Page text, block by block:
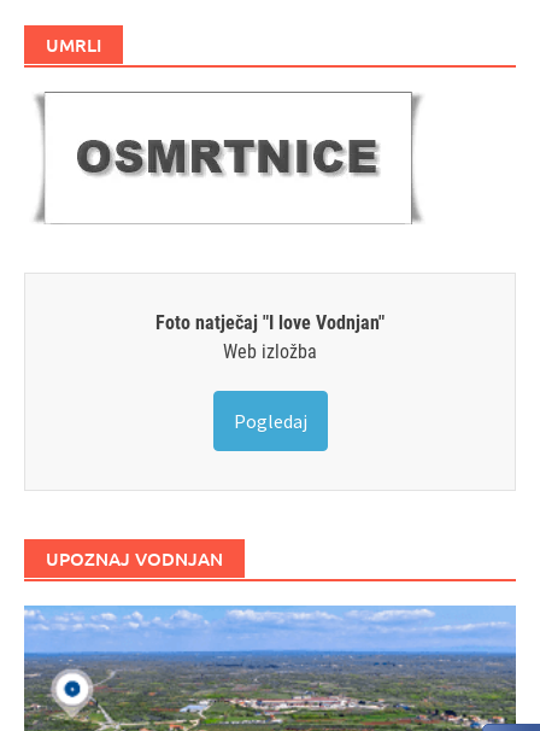
UMRLI
Foto natječaj "I love Vodnjan"
Web izložba
Pogledaj
UPOZNAJ VODNJAN